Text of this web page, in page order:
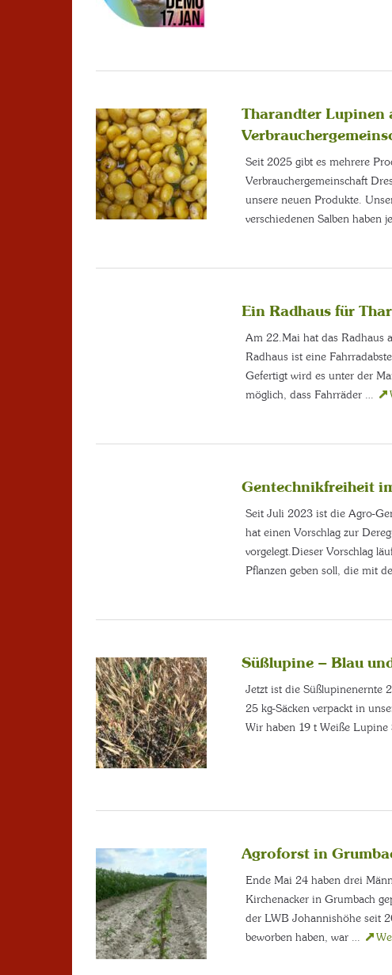
Tharandter Lupinen
Seit 2025 gibt es mehrere
Verbrauchergemeinschaft
unsere neuen Produkte.
verschiedenen Salben haben
Ein Radhaus für
Am 22.Mai hat das Radhaus
Radhaus ist eine
Gefertigt wird es unter der
möglich, dass Fahrräder …
Gentechnikfreiheit
Seit Juli 2023 ist die Agro-
hat einen Vorschlag zur
vorgelegt.Dieser Vorschlag
Pflanzen geben soll, die mit
Süßlupine – Blau
Jetzt ist die Süßlupinenernte
25 kg-Säcken verpackt in
Wir haben 19 t Weiße
Agroforst in
Ende Mai 24 haben drei
Kirchenacker in Grumbach
der LWB Johannishöhe seit
beworben haben, war …